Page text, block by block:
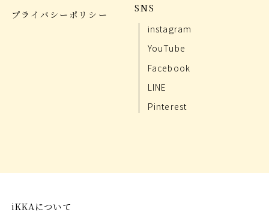
プライバシーポリシー
SNS
instagram
YouTube
Facebook
LINE
Pinterest
iKKAについて